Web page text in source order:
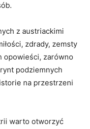
z austriackimi
​zdrady, zemsty‍
opowieści, zarówno
podziemnych
na przestrzeni
warto​ otworzyć